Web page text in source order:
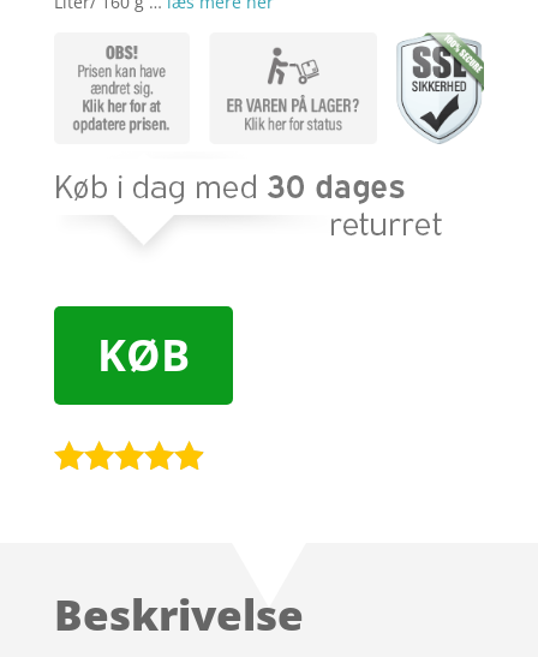
KØB
kundebedø
Beskrivelse